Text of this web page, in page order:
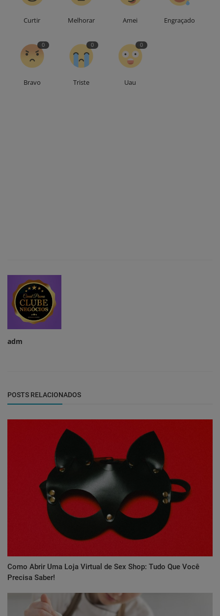
Curtir Melhorar Amei Engraçado
0
Bravo
0
Triste
0
Uau
adm
POSTS RELACIONADOS
Como Abrir Uma Loja Virtual de Sex Shop: Tudo Que Você
Precisa Saber!